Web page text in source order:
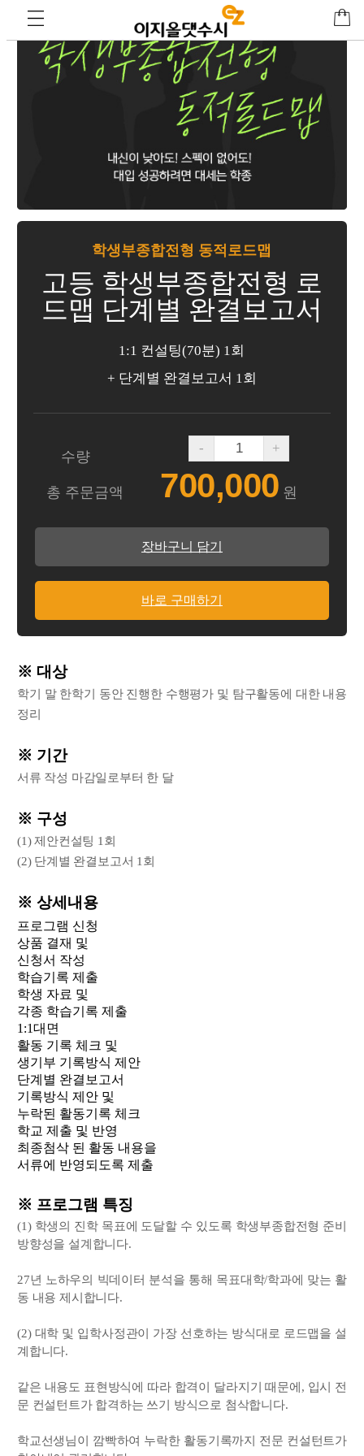
학생부종합전형 동적로드맵
고등 학생부종합전형 로
드맵 단계별 완결보고서
1:1 컨설팅(70분) 1회
+ 단계별 완결보고서 1회
수량
- +
총 주문금액 700,000 원
장바구니 담기
바로 구매하기
※ 대상
학기 말 한학기 동안 진행한 수행평가 및 탐구활동에 대한 내용
정리
※ 기간
서류 작성 마감일로부터 한 달
※ 구성
(1) 제안컨설팅 1회
(2) 단계별 완결보고서 1회
※ 상세내용
프로그램 신청
상품 결재 및
신청서 작성
학습기록 제출
학생 자료 및
각종 학습기록 제출
1:1대면
활동 기록 체크 및
생기부 기록방식 제안
단계별 완결보고서
기록방식 제안 및
누락된 활동기록 체크
학교 제출 및 반영
최종첨삭 된 활동 내용을
서류에 반영되도록 제출
※ 프로그램 특징
(1) 학생의 진학 목표에 도달할 수 있도록 학생부종합전형 준비
방향성을 설계합니다.
27년 노하우의 빅데이터 분석을 통해 목표대학/학과에 맞는 활
동 내용 제시합니다.
(2) 대학 및 입학사정관이 가장 선호하는 방식대로 로드맵을 설
계합니다.
같은 내용도 표현방식에 따라 합격이 달라지기 때문에, 입시 전
문 컨설턴트가 합격하는 쓰기 방식으로 첨삭합니다.
학교선생님이 깜빡하여 누락한 활동기록까지 전문 컨설턴트가